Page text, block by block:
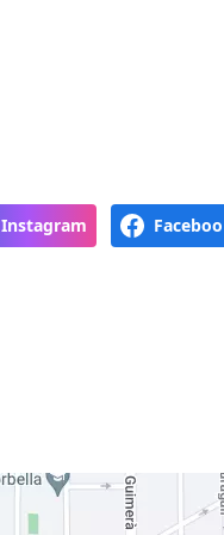
Instagram